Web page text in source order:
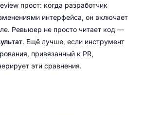
прост: когда разработчик
интерфейса, он включает
Ревьюер не просто читает код —
. Ещё лучше, если инструмент
привязанный к PR,
эти сравнения.